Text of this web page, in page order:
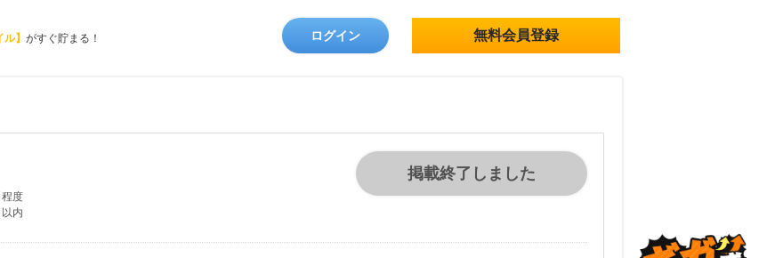
】 がすぐ貯まる！ ログイン 無料会員登録
度
以内
掲載終了しました